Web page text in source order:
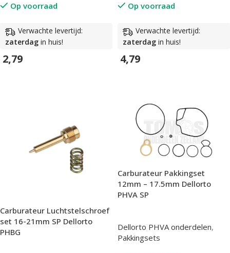
Op voorraad
Verwachte levertijd:
zaterdag in huis!
2,79
Op voorraad
Verwachte levertijd:
zaterdag in huis!
4,79
Carburateur Luchtstelschroef
set 16-21mm SP Dellorto
PHBG
Carburateur Pakkingset
12mm – 17.5mm Dellorto
PHVA SP
Dellorto PHVA onderdelen,
Pakkingsets